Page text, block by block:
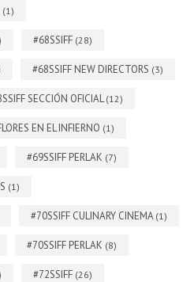
(1)
#68SSIFF (28)
#68SSIFF NEW DIRECTORS (3)
SECCIÓN OFICIAL(12)
EN EL INFIERNO (1)
#69SSIFF PERLAK (7)
(1)
#70SSIFF CULINARY CINEMA (1)
#70SSIFF PERLAK (8)
#72SSIFF (26)